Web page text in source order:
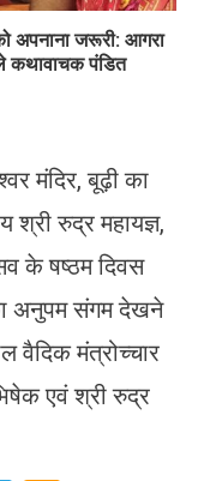
अपनाना जरूरी: आगरा
कथावाचक पंडित
मंदिर, बूढ़ी का
श्री रुद्र महायज्ञ,
के षष्ठम दिवस
अनुपम संगम देखने
वैदिक मंत्रोच्चार
एवं श्री रुद्र